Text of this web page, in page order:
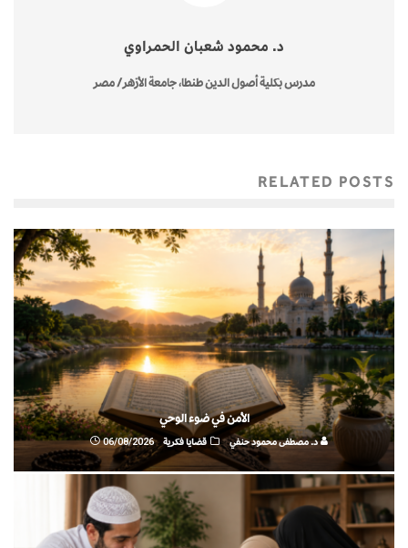
د. محمود شعبان الحمراوي
مدرس بكلية أصول الدين طنطا، جامعة الأزهر/ مصر
RELATED POSTS
الأمن في ضوء الوحي
د. مصطفى محمود حنفي قضايا فكرية 06/08/2026